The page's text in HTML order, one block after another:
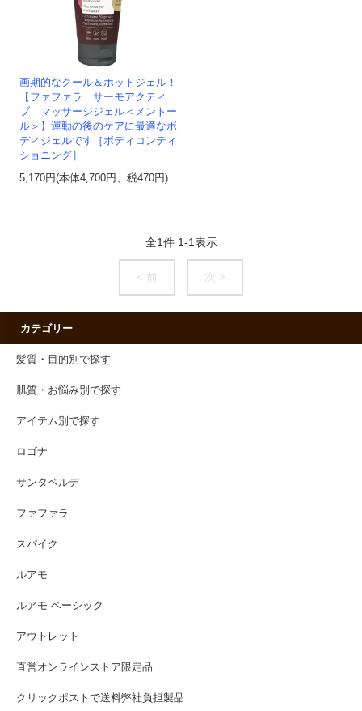
画期的なクール＆ホットジェル！
【ファファラ サーモアクティ
ブ マッサージジェル＜メントー
ル＞】運動の後のケアに最適なボ
ディジェルです［ボディコンディ
ショニング］
5,170円(本体4,700円、税470円)
全1件 1-1表示
< 前 次 >
カテゴリー
髪質・目的別で探す
肌質・お悩み別で探す
アイテム別で探す
ロゴナ
サンタベルデ
ファファラ
スパイク
ルアモ
ルアモ ベーシック
アウトレット
直営オンラインストア限定品
クリックポストで送料弊社負担製品